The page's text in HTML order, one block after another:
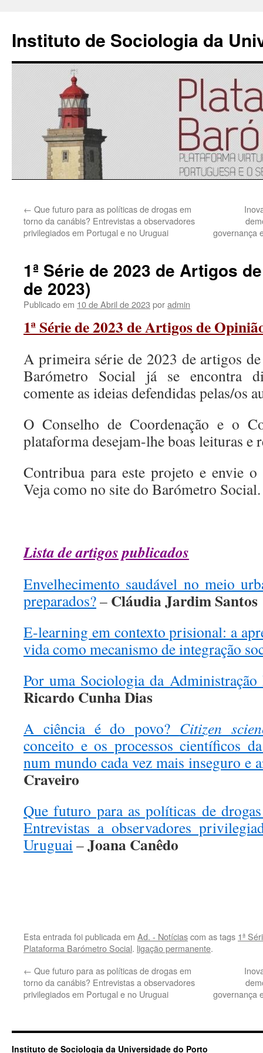
Instituto de Sociologia da
para
← Que futuro para as políticas de drogas em
torno da canábis? Entrevistas a observadores
privilegiados em Portugal e no Uruguai
governança
1ª Série de 2023 de Artigos
de 2023)
Publicado em 10 de Abril de 2023 poradmin
1ª Série de 2023 de Artigos de
A primeira série de 2023 de artigos
Barómetro Social já se encontra
comente as ideias defendidas pelas/os
O Conselho de Coordenação e o
plataforma desejam-lhe boas leituras e
Contribua para este projeto e envie
Veja como no site do Barómetro Social.
Lista de artigos publicados
Envelhecimento saudável no meio
preparados?– Cláudia Jardim Santos
E-learning em contexto prisional: a
vida como mecanismo de integração
Por uma Sociologia da
Ricardo Cunha Dias
A ciência é do povo? Citizen
conceito e os processos científicos
num mundo cada vez mais inseguro e
Craveiro
Que futuro para as políticas de
Entrevistas a observadores
Uruguai–Joana Canêdo
Esta entrada foi publicada em Ad. - Notíciascom as tags 1ª
Plataforma Barómetro Social. ligação permanente.
← Que futuro para as políticas de drogas em
torno da canábis? Entrevistas a observadores
privilegiados em Portugal e no Uruguai
governança
Instituto de Sociologia da Universidade do Porto